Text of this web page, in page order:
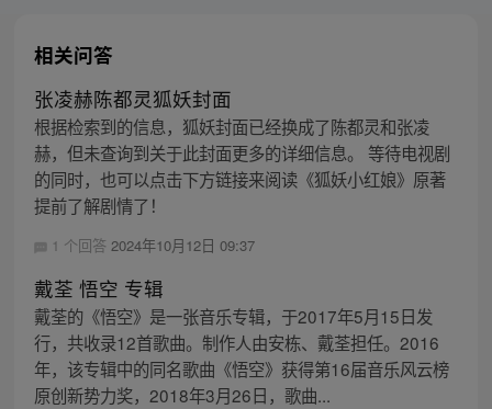
相关问答
张凌赫陈都灵狐妖封面
根据检索到的信息，狐妖封面已经换成了陈都灵和张凌
赫，但未查询到关于此封面更多的详细信息。 等待电视剧
的同时，也可以点击下方链接来阅读《狐妖小红娘》原著
提前了解剧情了！
1 个回答 2024年10月12日 09:37
戴荃 悟空 专辑
戴荃的《悟空》是一张音乐专辑，于2017年5月15日发
行，共收录12首歌曲。制作人由安栋、戴荃担任。2016
年，该专辑中的同名歌曲《悟空》获得第16届音乐风云榜
原创新势力奖，2018年3月26日，歌曲...